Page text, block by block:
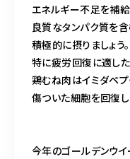
エネルギー不足を補給
良質なタンパク質を
積極的に摂りましょう。
特に疲労回復に適した
鶏むね肉はイミダペプ
傷ついた細胞を回復し
今年のゴールデンウ